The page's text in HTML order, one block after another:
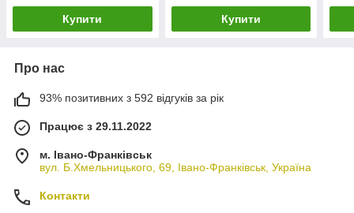
Купити Купити
Про нас
93% позитивних з 592 відгуків за рік
Працює з 29.11.2022
м. Івано-Франківськ
вул. Б.Хмельницького, 69, Івано-Франківськ, Україна
Контакти